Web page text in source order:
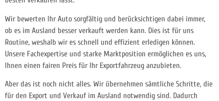
Wir bewerten Ihr Auto sorgfältig und berücksichtigen dabei immer,
ob es im Ausland besser verkauft werden kann. Dies ist für uns
Routine, weshalb wir es schnell und effizient erledigen können.
Unsere Fachexpertise und starke Marktposition ermöglichen es uns,
Ihnen einen fairen Preis für Ihr Exportfahrzeug anzubieten.
Aber das ist noch nicht alles. Wir übernehmen sämtliche Schritte, die
für den Export und Verkauf im Ausland notwendig sind. Dadurch